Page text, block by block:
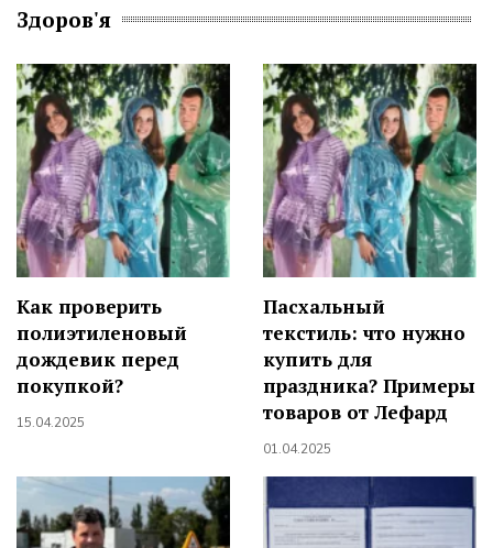
Здоров'я
Как проверить
полиэтиленовый
дождевик перед
покупкой?
15.04.2025
Пасхальный
текстиль: что нужно
купить для
праздника? Примеры
товаров от Лефард
01.04.2025